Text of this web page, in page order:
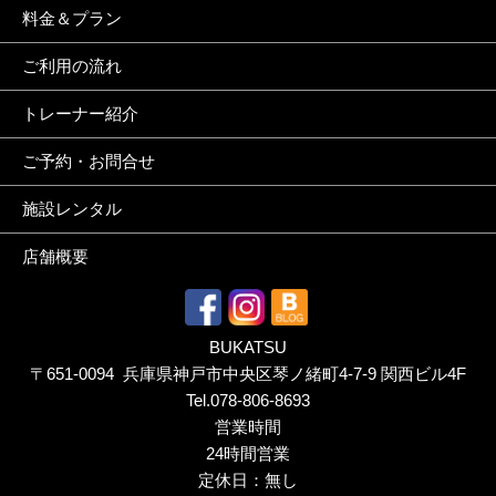
料金＆プラン
ご利用の流れ
トレーナー紹介
ご予約・お問合せ
施設レンタル
店舗概要
BUKATSU
〒651-0094 兵庫県神戸市中央区琴ノ緒町4-7-9 関西ビル4F
Tel.078-806-8693
営業時間
24時間営業
定休日：無し